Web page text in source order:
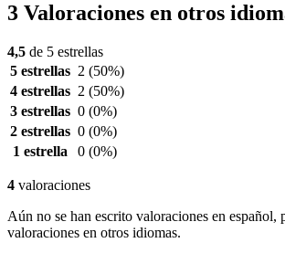
3 Valoraciones en otros
4,5 de 5 estrellas
5 estrellas 2 (50%)
4 estrellas 2 (50%)
3 estrellas 0 (0%)
2 estrellas 0 (0%)
1 estrella
0 (0%)
4 valoraciones
Aún no se han escrito valoraciones en español,
valoraciones en otros idiomas.